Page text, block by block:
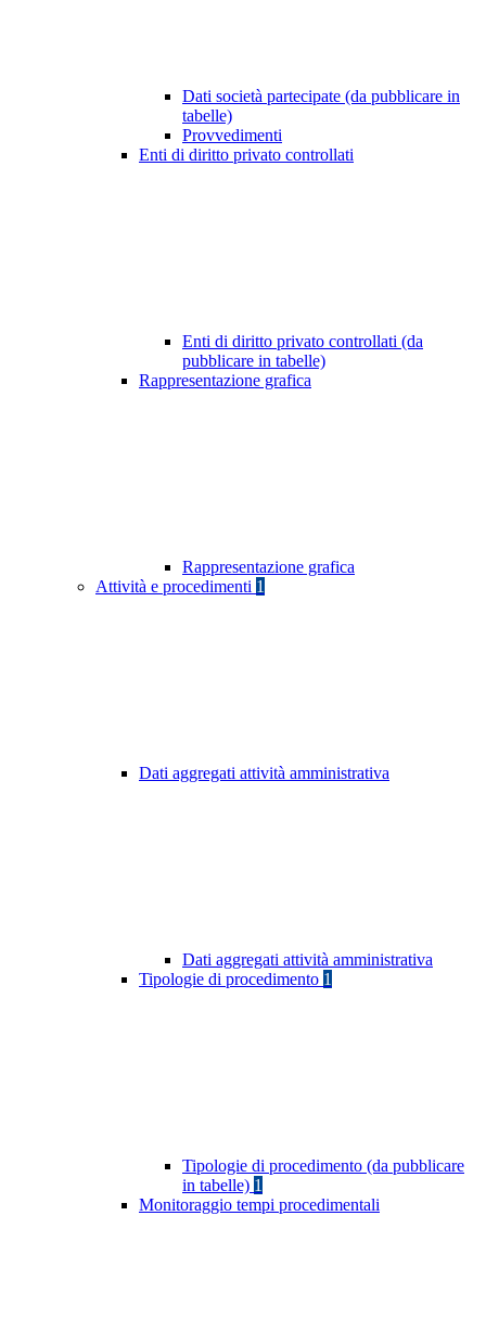
Dati società partecipate (da pubblicare in
tabelle)
Provvedimenti
Enti di diritto privato controllati
Enti di diritto privato controllati (da
pubblicare in tabelle)
Rappresentazione grafica
Rappresentazione grafica
Attività e procedimenti 1
Dati aggregati attività amministrativa
Dati aggregati attività amministrativa
Tipologie di procedimento 1
Tipologie di procedimento (da pubblicare
in tabelle) 1
Monitoraggio tempi procedimentali